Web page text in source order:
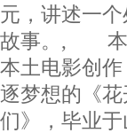
元，讲述一
故事。, 本届
本土电影创
逐梦想的《
们》，毕业